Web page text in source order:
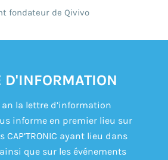
fondateur de Qivivo
D'INFORMATION
la lettre d’information
informe en premier lieu sur
CAP’TRONIC ayant lieu dans
que sur les événements